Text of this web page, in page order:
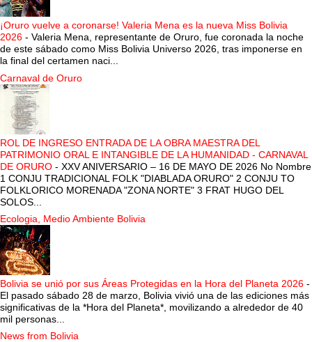
¡Oruro vuelve a coronarse! Valeria Mena es la nueva Miss Bolivia
2026 - Valeria Mena, representante de Oruro, fue coronada la noche
de este sábado como Miss Bolivia Universo 2026, tras imponerse en
la final del certamen naci...
Carnaval de Oruro
ROL DE INGRESO ENTRADA DE LA OBRA MAESTRA DEL
PATRIMONIO ORAL E INTANGIBLE DE LA HUMANIDAD - CARNAVAL
DE ORURO - XXV ANIVERSARIO – 16 DE MAYO DE 2026 No Nombre
1 CONJU TRADICIONAL FOLK "DIABLADA ORURO" 2 CONJU TO
FOLKLORICO MORENADA "ZONA NORTE" 3 FRAT HUGO DEL
SOLOS...
Ecologia, Medio Ambiente Bolivia
Bolivia se unió por sus Áreas Protegidas en la Hora del Planeta 2026 -
El pasado sábado 28 de marzo, Bolivia vivió una de las ediciones más
significativas de la *Hora del Planeta*, movilizando a alrededor de 40
mil personas...
News from Bolivia